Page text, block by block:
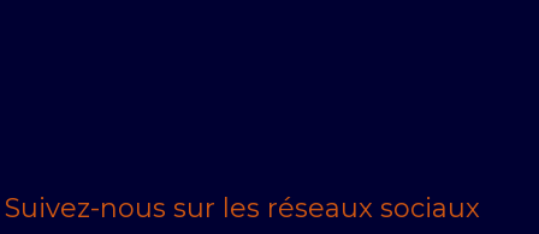
Suivez-nous sur les réseaux sociaux